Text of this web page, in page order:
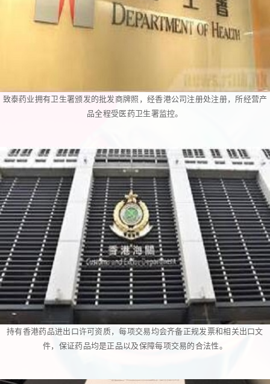
致泰药业拥有卫生署颁发的批发商牌照，经香港公司注册处注册，所经营产
品全程受医药卫生署监控。
持有香港药品进出口许可资质，每项交易均会齐备正规发票和相关出口文
件，保证药品均是正品以及保障每项交易的合法性。